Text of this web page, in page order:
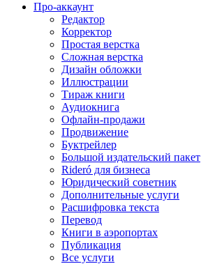
Про-аккаунт
Редактор
Корректор
Простая верстка
Сложная верстка
Дизайн обложки
Иллюстрации
Тираж книги
Аудиокнига
Офлайн-продажи
Продвижение
Буктрейлер
Большой издательский пакет
Rideró для бизнеса
Юридический советник
Дополнительные услуги
Расшифровка текста
Перевод
Книги в аэропортах
Публикация
Все услуги